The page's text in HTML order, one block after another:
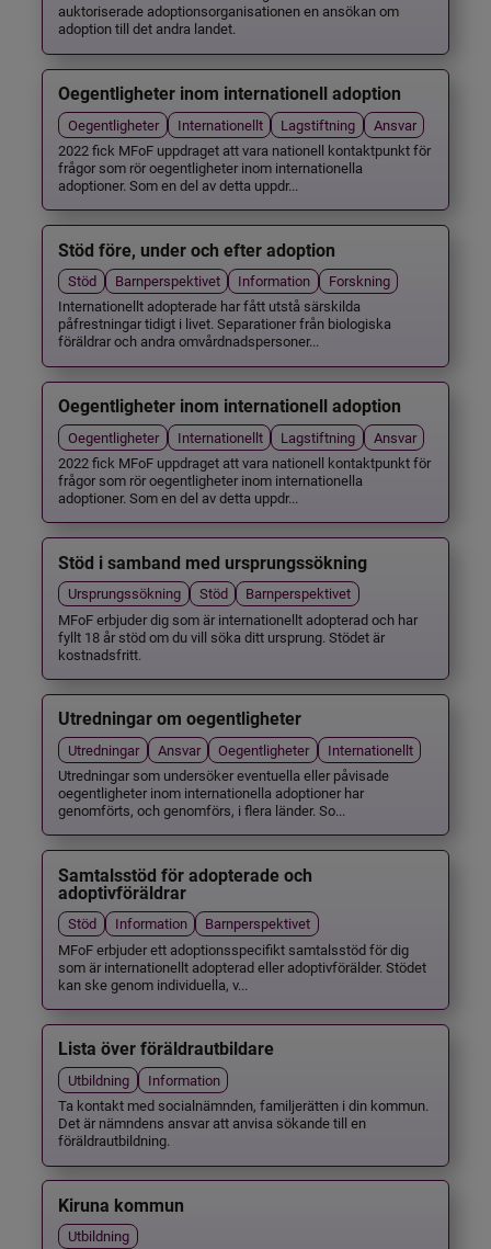
auktoriserade adoptionsorganisationen en ansökan om
adoption till det andra landet.
Oegentligheter inom internationell adoption
Oegentligheter Internationellt Lagstiftning
Ansvar
2022 fick MFoF uppdraget att vara nationell kontaktpunkt för
frågor som rör oegentligheter inom internationella
adoptioner. Som en del av detta uppdr...
Stöd före, under och efter adoption
Stöd Barnperspektivet Information
Forskning
Internationellt adopterade har fått utstå särskilda
påfrestningar tidigt i livet. Separationer från biologiska
föräldrar och andra omvårdnadspersoner...
Oegentligheter inom internationell adoption
Oegentligheter Internationellt Lagstiftning
Ansvar
2022 fick MFoF uppdraget att vara nationell kontaktpunkt för
frågor som rör oegentligheter inom internationella
adoptioner. Som en del av detta uppdr...
Stöd i samband med ursprungssökning
Ursprungssökning Stöd
Barnperspektivet
MFoF erbjuder dig som är internationellt adopterad och har
fyllt 18 år stöd om du vill söka ditt ursprung. Stödet är
kostnadsfritt.
Utredningar om oegentligheter
Utredningar Ansvar Oegentligheter
Internationellt
Utredningar som undersöker eventuella eller påvisade
oegentligheter inom internationella adoptioner har
genomförts, och genomförs, i flera länder. So...
Samtalsstöd för adopterade och
adoptivföräldrar
Stöd Information
Barnperspektivet
MFoF erbjuder ett adoptionsspecifikt samtalsstöd för dig
som är internationellt adopterad eller adoptivförälder. Stödet
kan ske genom individuella, v...
Lista över föräldrautbildare
Utbildning
Information
Ta kontakt med socialnämnden, familjerätten i din kommun.
Det är nämndens ansvar att anvisa sökande till en
föräldrautbildning.
Kiruna kommun
Utbildning